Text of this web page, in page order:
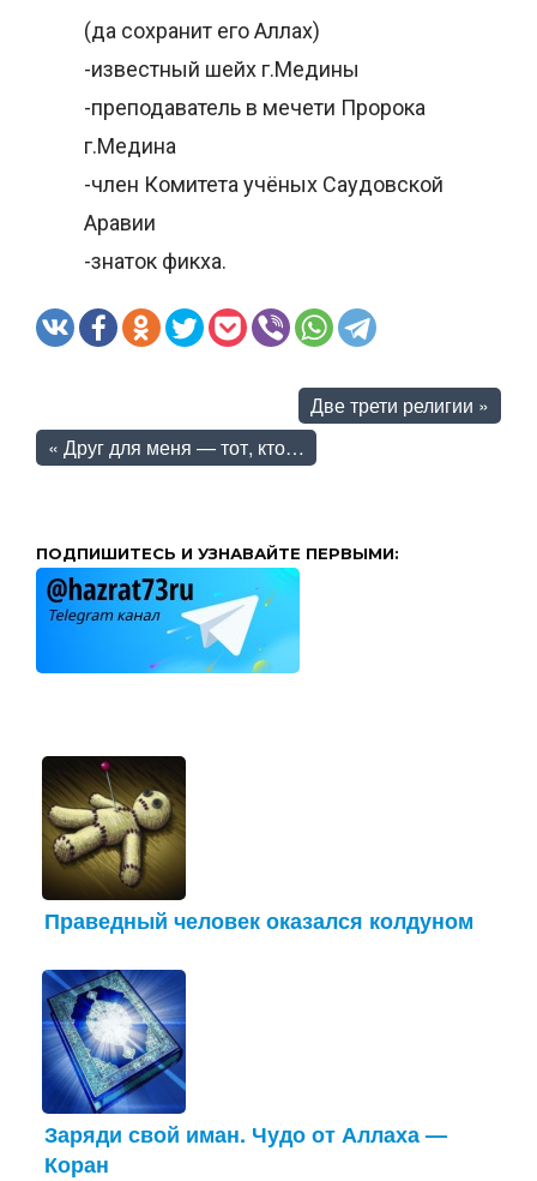
(да сохранит его Аллах)
-известный шейх г.Медины
-преподаватель в мечети Пророка
г.Медина
-член Комитета учёных Саудовской
Аравии
-знаток фикха.
Две трети религии »
« Друг для меня — тот, кто…
ПОДПИШИТЕСЬ И УЗНАВАЙТЕ ПЕРВЫМИ:
Праведный человек оказался колдуном
Заряди свой иман. Чудо от Аллаха —
Коран